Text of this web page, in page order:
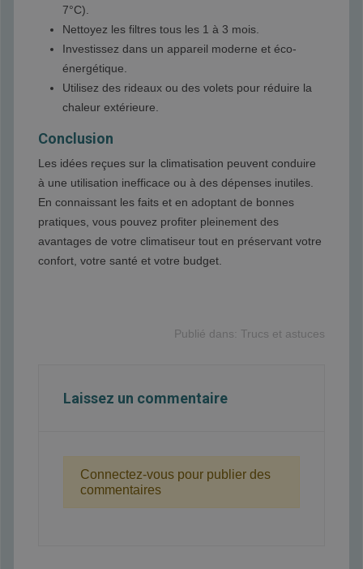
7°C).
Nettoyez les filtres tous les 1 à 3 mois.
Investissez dans un appareil moderne et éco-
énergétique.
Utilisez des rideaux ou des volets pour réduire la
chaleur extérieure.
Conclusion
Les idées reçues sur la climatisation peuvent conduire
à une utilisation inefficace ou à des dépenses inutiles.
En connaissant les faits et en adoptant de bonnes
pratiques, vous pouvez profiter pleinement des
avantages de votre climatiseur tout en préservant votre
confort, votre santé et votre budget.
Publié dans: Trucs et astuces
Laissez un commentaire
Connectez-vous pour publier des
commentaires